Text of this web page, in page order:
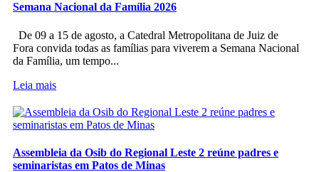
Semana Nacional da Família 2026
De 09 a 15 de agosto, a Catedral Metropolitana de Juiz de
Fora convida todas as famílias para viverem a Semana Nacional
da Família, um tempo...
Leia mais
Assembleia da Osib do Regional Leste 2 reúne padres e
seminaristas em Patos de Minas